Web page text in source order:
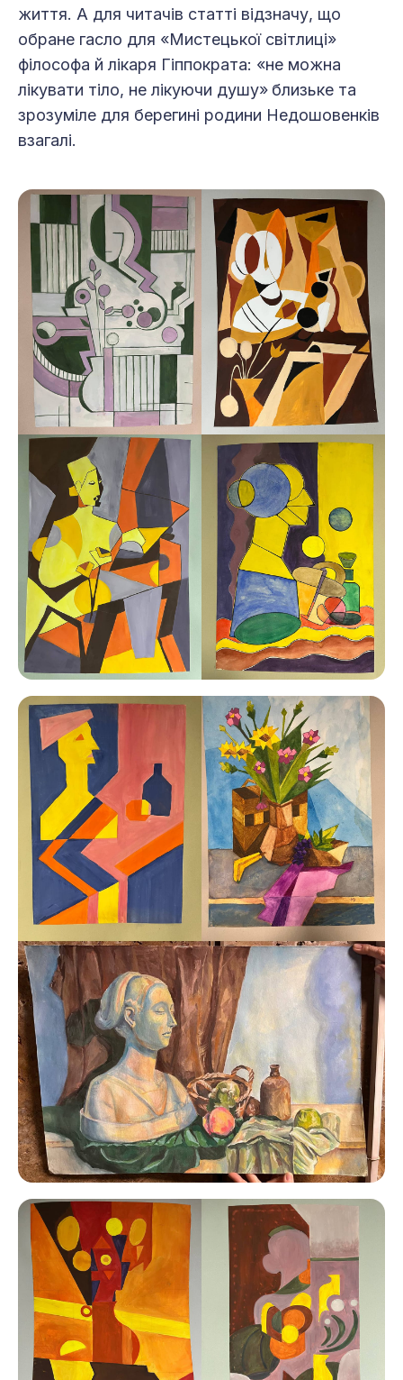
життя. А для читачів статті відзначу, що
обране гасло для «Мистецької світлиці»
філософа й лікаря Гіппократа: «не можна
лікувати тіло, не лікуючи душу» близьке та
зрозуміле для берегині родини Недошовенків
взагалі.